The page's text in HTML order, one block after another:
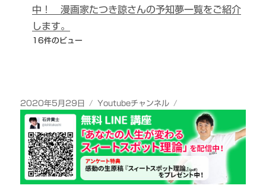
中！ 漫画家たつき諒さんの予知夢一覧をご紹介
します。
16件のビュー
投
稿
2020年5月29日
カ
テ
ゴ
リ
ー
Youtubeチャンネル